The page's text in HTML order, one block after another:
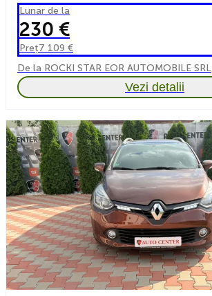
Lunar de la
230 €
Preț7 109 €
De la ROCKI STAR EOR AUTOMOBILE SRL
Vezi detalii